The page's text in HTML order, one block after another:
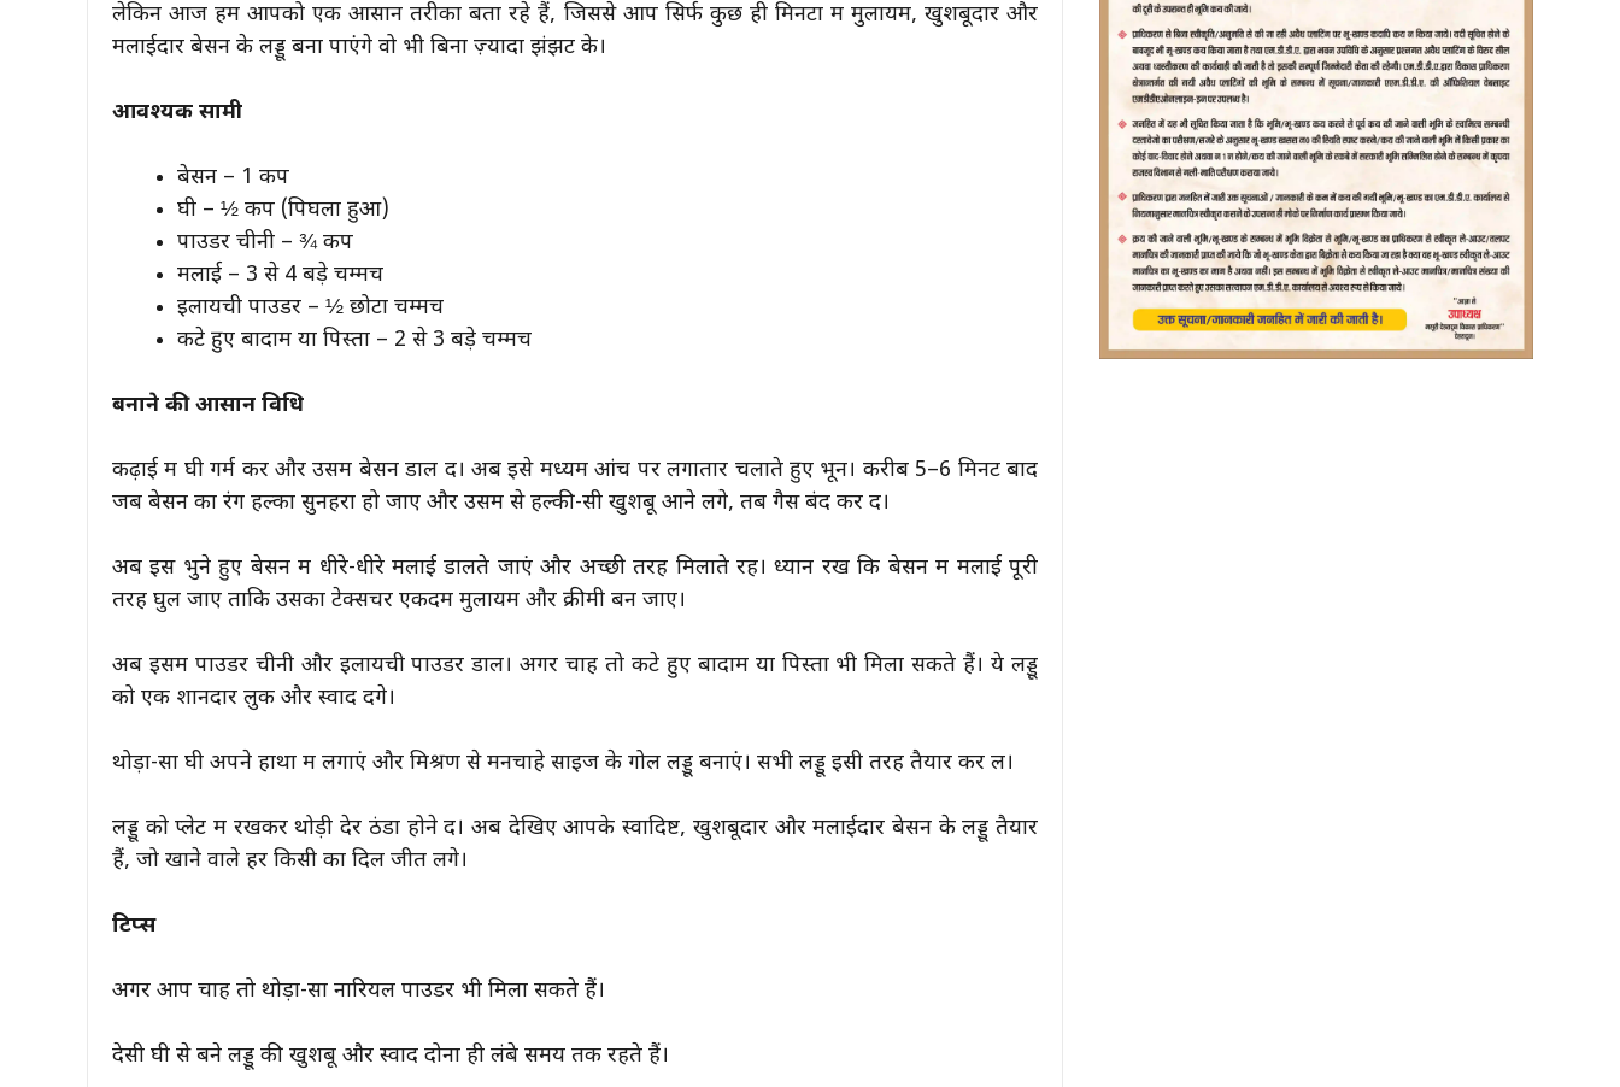
लेकिन आज हम आपको एक आसान तरीका बता रहे हैं, जिससे आप सिर्फ कुछ ही मिनटों में मुलायम, खुशबूदार और
मलाईदार बेसन के लड्डू बना पाएंगे वो भी बिना ज़्यादा झंझट के।
आवश्यक सामग्री
बेसन – 1 कप
घी – ½ कप (पिघला हुआ)
पाउडर चीनी – ¾ कप
मलाई – 3 से 4 बड़े चम्मच
इलायची पाउडर – ½ छोटा चम्मच
कटे हुए बादाम या पिस्ता – 2 से 3 बड़े चम्मच
बनाने की आसान विधि
कढ़ाई में घी गर्म करें और उसमें बेसन डाल दें। अब इसे मध्यम आंच पर लगातार चलाते हुए भूनें। करीब 5–6 मिनट बाद
जब बेसन का रंग हल्का सुनहरा हो जाए और उसमें से हल्की-सी खुशबू आने लगे, तब गैस बंद कर दें।
अब इस भुने हुए बेसन में धीरे-धीरे मलाई डालते जाएं और अच्छी तरह मिलाते रहें। ध्यान रखें कि बेसन में मलाई पूरी
तरह घुल जाए ताकि उसका टेक्सचर एकदम मुलायम और क्रीमी बन जाए।
अब इसमें पाउडर चीनी और इलायची पाउडर डालें। अगर चाहें तो कटे हुए बादाम या पिस्ता भी मिला सकते हैं। ये लड्डू
को एक शानदार लुक और स्वाद देंगे।
थोड़ा-सा घी अपने हाथों में लगाएं और मिश्रण से मनचाहे साइज के गोल लड्डू बनाएं। सभी लड्डू इसी तरह तैयार कर लें।
लड्डू को प्लेट में रखकर थोड़ी देर ठंडा होने दें। अब देखिए आपके स्वादिष्ट, खुशबूदार और मलाईदार बेसन के लड्डू तैयार
हैं, जो खाने वाले हर किसी का दिल जीत लेंगे।
टिप्स
अगर आप चाहें तो थोड़ा-सा नारियल पाउडर भी मिला सकते हैं।
देसी घी से बने लड्डू की खुशबू और स्वाद दोनों ही लंबे समय तक रहते हैं।